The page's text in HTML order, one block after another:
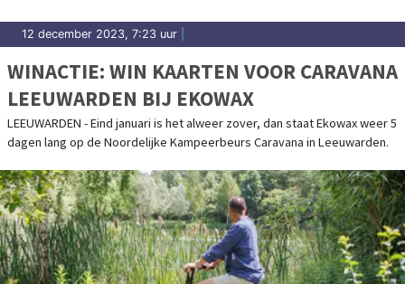
12 december 2023, 7:23 uur
WINACTIE: WIN KAARTEN VOOR CARAVANA
LEEUWARDEN BIJ EKOWAX
LEEUWARDEN - Eind januari is het alweer zover, dan staat Ekowax weer 5
dagen lang op de Noordelijke Kampeerbeurs Caravana in Leeuwarden.